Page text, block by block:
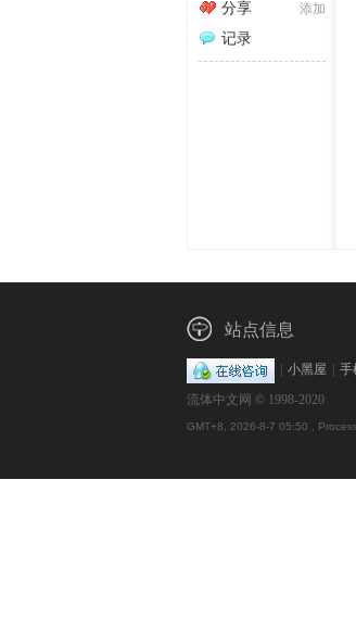
中
添加
分享
记录
站点信息
小黑屋 手
流体中文网 © 1998-2020
GMT+8, 2026-8-7 05:50 ,